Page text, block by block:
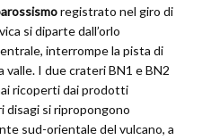
registrato nel giro di
si diparte dall’orlo
interrompe la pista di
I due crateri BN1 e BN2
ricoperti dai prodotti
disagi si ripropongono
sud-orientale del vulcano, a